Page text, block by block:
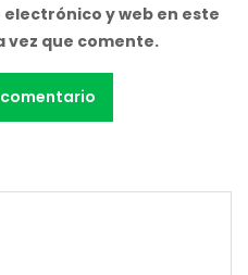
y web en este
vez que comente.